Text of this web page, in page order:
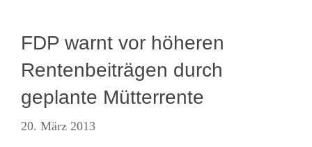
FDP warnt vor höheren
Rentenbeiträgen durch
geplante Mütterrente
20. März 2013